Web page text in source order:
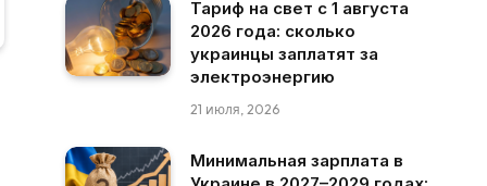
Тариф на свет с 1 августа
2026 года: сколько
украинцы заплатят за
электроэнергию
21 июля, 2026
Минимальная зарплата в